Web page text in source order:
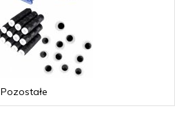
Pozostałe